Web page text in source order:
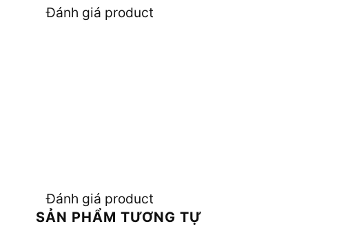
Đánh giá product
Đánh giá product
SẢN PHẨM TƯƠNG TỰ